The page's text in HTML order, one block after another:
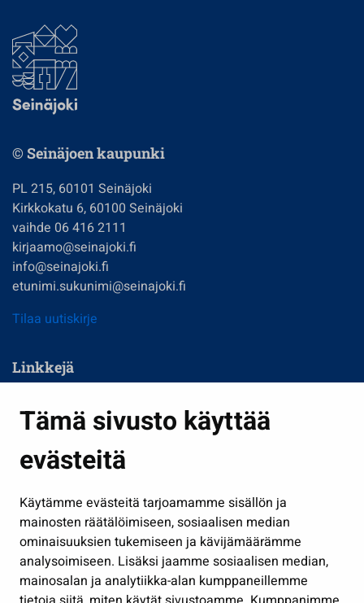
Tämä sivusto käyttää
evästeitä
Käytämme evästeitä tarjoamamme sisällön ja
mainosten räätälöimiseen, sosiaalisen median
ominaisuuksien tukemiseen ja kävijämäärämme
analysoimiseen. Lisäksi jaamme sosiaalisen median,
mainosalan ja analytiikka-alan kumppaneillemme
© Seinäjoen kaupunki
PL 215, 60101 Seinäjoki
Kirkkokatu 6, 60100 Seinäjoki
vaihde 06 416 2111
kirjaamo@seinajoki.fi
info@seinajoki.fi
etunimi.sukunimi@seinajoki.fi
Tilaa uutiskirje
Linkkejä
Kasvatus ja opetus
Kulttuuri ja liikunta
Työ ja yrittäminen
Osallistu ja asioi
Näytä omat evästeasetukseni